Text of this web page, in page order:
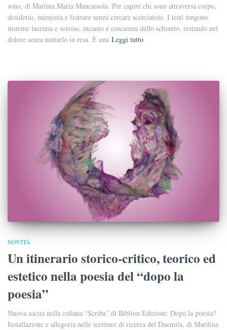
sono, di Martina Maria Mancassola. Per capire chi sono attraversa corpo,
desiderio, memoria e fratture senza cercare scorciatoie. I testi tengono
insieme lacrima e sorriso, incanto e coscienza dello schianto, restando nel
dolore senza mutarlo in resa. È una Leggi tutto
NOVITÀ
Un itinerario storico-critico, teorico ed
estetico nella poesia del “dopo la
poesia”
Nuova uscita nella collana “Scriba” di Biblion Edizioni: Dopo la poesia?
Installazione e allegoria nelle scritture di ricerca del Duemila, di Marilina